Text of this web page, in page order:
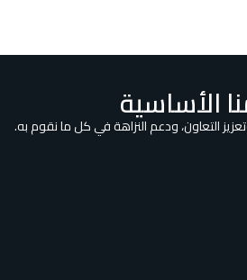
الأساسية
التعاون، ودعم النزاهة في كل ما نقوم به.